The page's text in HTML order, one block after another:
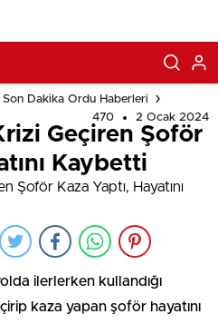
Dakika Ordu Haberleri
470
2 Ocak 2024
Geçiren Şoför
Kaybetti
ilerlerken kullandığı
kaza yapan şoför hayatını